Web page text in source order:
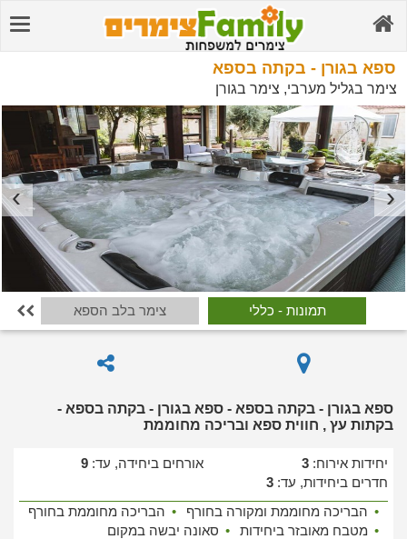
ספא בגורן - בקתה בספא
צימר בגליל מערבי, צימר בגורן
תמונות - כללי צימר בלב הספא 
ספא בגורן - בקתה בספא - ספא בגורן - בקתה בספא -
בקתות עץ , חווית ספא ובריכה מחוממת
יחידות אירוח: 3 אורחים ביחידה, עד: 9
חדרים ביחידות, עד: 3
• הבריכה מחוממת ומקורה בחורף • הבריכה מחוממת בחורף
• מטבח מאובזר ביחידות • סאונה יבשה במקום